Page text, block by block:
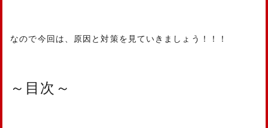
なので今回は、原因と対策を見ていきましょう！！！
～目次～